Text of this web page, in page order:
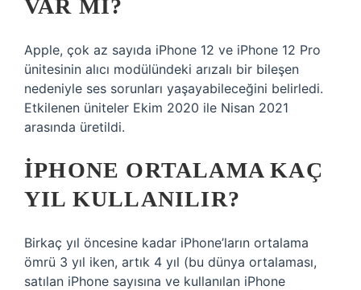
VAR MI?
Apple, çok az sayıda iPhone 12 ve iPhone 12 Pro
ünitesinin alıcı modülündeki arızalı bir bileşen
nedeniyle ses sorunları yaşayabileceğini belirledi.
Etkilenen üniteler Ekim 2020 ile Nisan 2021
arasında üretildi.
IPHONE ORTALAMA KAÇ
YIL KULLANILIR?
Birkaç yıl öncesine kadar iPhone’ların ortalama
ömrü 3 yıl iken, artık 4 yıl (bu dünya ortalaması,
satılan iPhone sayısına ve kullanılan iPhone